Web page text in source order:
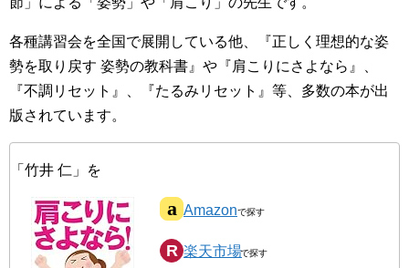
各種講習会を全国で展開している他、『正しく理想的な姿
勢を取り戻す 姿勢の教科書』や『肩こりにさよなら』、
『不調リセット』、『たるみリセット』等、多数の本が出
版されています。
「竹井 仁」を
Amazon
楽天市場